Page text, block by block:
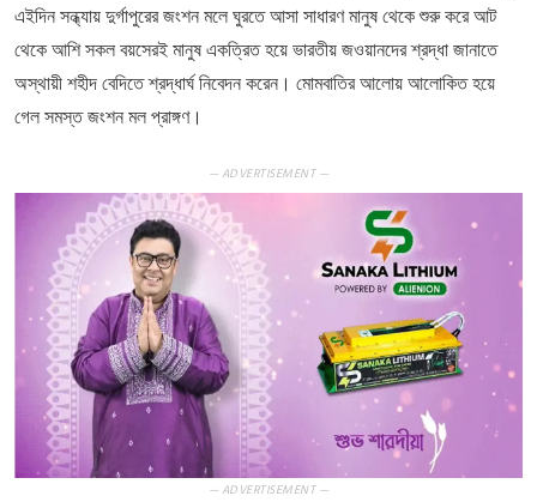
এইদিন সন্ধ্যায় দুর্গাপুরের জংশন মলে ঘুরতে আসা সাধারণ মানুষ থেকে শুরু করে আট
থেকে আশি সকল বয়সেরই মানুষ একত্রিত হয়ে ভারতীয় জওয়ানদের শ্রদ্ধা জানাতে
অস্থায়ী শহীদ বেদিতে শ্রদ্ধার্ঘ নিবেদন করেন। মোমবাতির আলোয় আলোকিত হয়ে
গেল সমস্ত জংশন মল প্রাঙ্গণ।
— ADVERTISEMENT —
— ADVERTISEMENT —